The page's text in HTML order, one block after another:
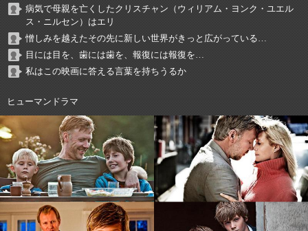
病気で母親を亡くしたクリスチャン（ウィリアム・ヨンク・ユエル
ス・ニルセン）はエリ
憎しみを越えたその先に新しい世界がきっと広がっている…
目には目を、歯には歯を、報復には報復を…
私はこの映画に答える言葉を持ちうるか
ヒューマンドラマ